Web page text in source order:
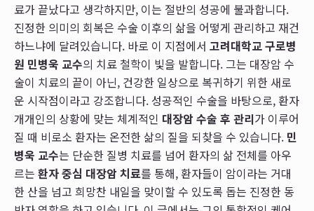
료가 끝났다고 생각하지만, 이는 절반의 성공에 불과합니다.
진정한 의미의 회복은 수술 이후의 삶을 어떻게 관리하고 재건
하느냐에 달려있습니다. 바로 이 지점에서 고려대학교 구로병
원 민병욱 교수의 치료 철학이 빛을 발합니다. 그는 대장암 수
술이 치료의 끝이 아닌, 건강한 일상으로 복귀하기 위한 새로
운 시작점이라고 강조합니다. 성공적인 수술을 바탕으로, 환자
개개인의 상황에 맞는 체계적인 대장암 수술 후 관리가 이루어
질 때 비로소 환자는 온전한 삶의 질을 되찾을 수 있습니다. 민
병욱 교수는 단순한 질병 치료를 넘어 환자의 삶 전체를 아우
르는 환자 중심 대장암 치료를 통해, 환자들이 암이라는 거대
한 산을 넘고 희망찬 내일을 맞이할 수 있도록 돕는 진정한 동